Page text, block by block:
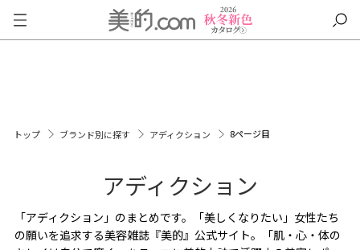
トップ ブランド別に探す アディクション 8ページ目
アディクション
「アディクション」のまとめです。「美しくなりたい」女性たち
の願いを追求する美容雑誌『美的』公式サイト。「肌・心・体の